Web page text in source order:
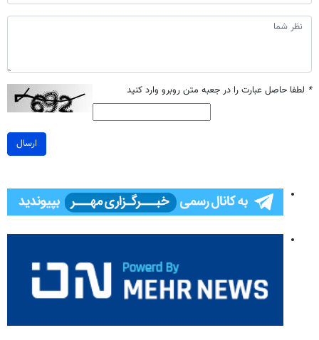
* لطفا حاصل عبارت را در جعبه متن روبرو وارد کنید
ارسال